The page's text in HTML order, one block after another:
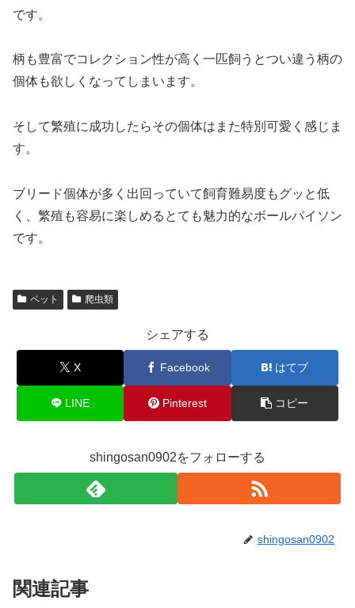
です。
柄も豊富でコレクション性が高く一匹飼うとつい違う柄の
個体も欲しくなってしまいます。
そして繁殖に成功したらその個体はまた特別可愛く感じま
す。
ブリード個体が多く出回っていて飼育難易度もグッと低
く、繁殖も容易に楽しめるとても魅力的なボールパイソン
です。
ペット 爬虫類
シェアする
X Facebook はてブ
LINE Pinterest コピー
shingosan0902をフォローする
shingosan0902
関連記事